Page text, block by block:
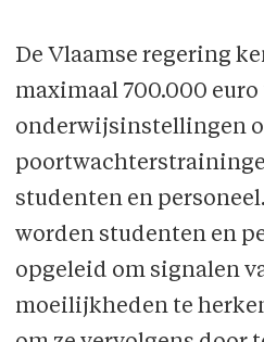
De Vlaamse regering
maximaal 700.000 euro
onderwijsinstellingen
studenten en
worden studenten en
opgeleid om signalen
moeilijkheden te